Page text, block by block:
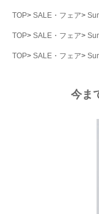
TOP SALE・フェア
TOP SALE・フェア
TOP SALE・フェア
今ま